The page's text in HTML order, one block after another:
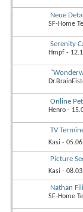
Neue
SF-Home
Serenity
Hmpf -
Online
Henro -
TV
Kasi -
Picture
Kasi -
Nathan
SF-Home